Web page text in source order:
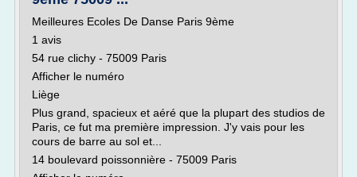
Meilleures Ecoles De Danse Paris 9ème
1 avis
54 rue clichy - 75009 Paris
Afficher le numéro
Liège
Plus grand, spacieux et aéré que la plupart des studios de
Paris, ce fut ma première impression. J'y vais pour les
cours de barre au sol et...
14 boulevard poissonnière - 75009 Paris